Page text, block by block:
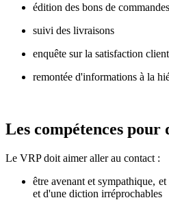
édition des bons de commandes
suivi des livraisons
enquête sur la satisfaction
remontée d'informations à la
Les compétences pour
Le VRP doit aimer aller au contact :
être avenant et sympathique,
et d'une diction irréprochables